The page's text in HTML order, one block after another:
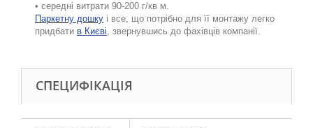
• середні витрати 90-200 г/кв м.
Паркетну дошку і все, що потрібно для її монтажу легко
придбати в Києві, звернувшись до фахівців компанії.
СПЕЦИФІКАЦІЯ